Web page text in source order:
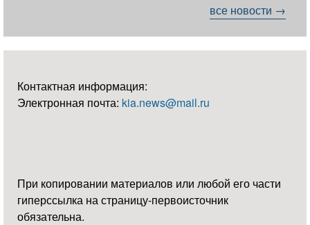
все новости →
Контактная информация:
Электронная почта: kia.news@mail.ru
При копировании материалов или любой его части
гиперссылка на страницу-первоисточник
обязательна.